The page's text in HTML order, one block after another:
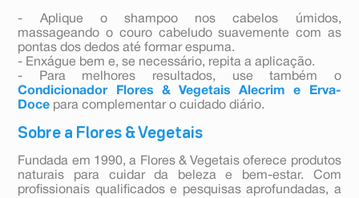
- Aplique o shampoo nos cabelos úmidos,
massageando o couro cabeludo suavemente com as
pontas dos dedos até formar espuma.
- Enxágue bem e, se necessário, repita a aplicação.
- Para melhores resultados, use também o
Condicionador Flores & Vegetais Alecrim e Erva-
Doce para complementar o cuidado diário.
Sobre a Flores & Vegetais
Fundada em 1990, a Flores & Vegetais oferece produtos
naturais para cuidar da beleza e bem-estar. Com
profissionais qualificados e pesquisas aprofundadas, a